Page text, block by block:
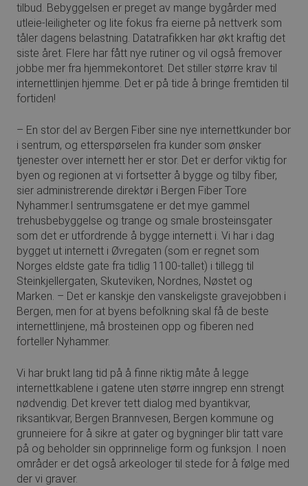
tilbud. Bebyggelsen er preget av mange bygårder med
utleie-leiligheter og lite fokus fra eierne på nettverk som
tåler dagens belastning. Datatrafikken har økt kraftig det
siste året. Flere har fått nye rutiner og vil også fremover
jobbe mer fra hjemmekontoret. Det stiller større krav til
internettlinjen hjemme. Det er på tide å bringe fremtiden til
fortiden!
– En stor del av Bergen Fiber sine nye internettkunder bor
i sentrum, og etterspørselen fra kunder som ønsker
tjenester over internett her er stor. Det er derfor viktig for
byen og regionen at vi fortsetter å bygge og tilby fiber,
sier administrerende direktør i Bergen Fiber Tore
Nyhammer.I sentrumsgatene er det mye gammel
trehusbebyggelse og trange og smale brosteinsgater
som det er utfordrende å bygge internett i. Vi har i dag
bygget ut internett i Øvregaten (som er regnet som
Norges eldste gate fra tidlig 1100-tallet) i tillegg til
Steinkjellergaten, Skuteviken, Nordnes, Nøstet og
Marken. – Det er kanskje den vanskeligste gravejobben i
Bergen, men for at byens befolkning skal få de beste
internettlinjene, må brosteinen opp og fiberen ned
forteller Nyhammer.
Vi har brukt lang tid på å finne riktig måte å legge
internettkablene i gatene uten større inngrep enn strengt
nødvendig. Det krever tett dialog med byantikvar,
riksantikvar, Bergen Brannvesen, Bergen kommune og
grunneiere for å sikre at gater og bygninger blir tatt vare
på og beholder sin opprinnelige form og funksjon. I noen
områder er det også arkeologer til stede for å følge med
der vi graver.